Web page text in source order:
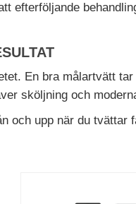
efterföljande
En bra målartvätt
sköljning och
och upp när du